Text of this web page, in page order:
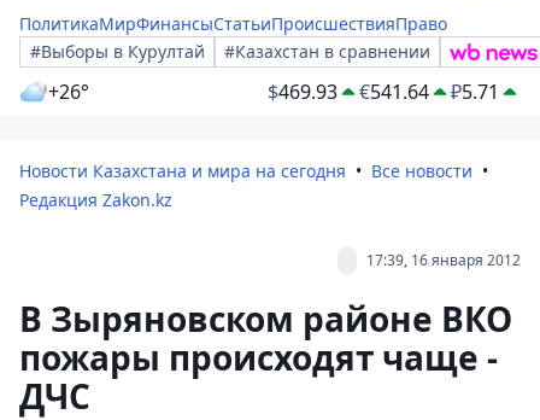
ПолитикаМирФинансыСтатьиПроисшествияПраво
#Выборы в Курултай
#Казахстан в сравнении
+26° $469.93 €541.64 ₽5.71
Новости Казахстана и мира на сегодня
Все новости
Редакция Zakon.kz
17:39, 16 января 2012
В Зыряновском районе ВКО
пожары происходят чаще -
ДЧС